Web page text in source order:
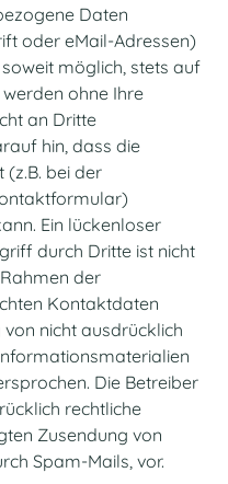
Daten
oder eMail-Adressen)
möglich, stets auf
ohne Ihre
an Dritte
hin, dass die
bei der
Ein lückenloser
durch Dritte ist nicht
der
Kontaktdaten
nicht ausdrücklich
Die Betreiber
rechtliche
Zusendung von
Spam-Mails, vor.